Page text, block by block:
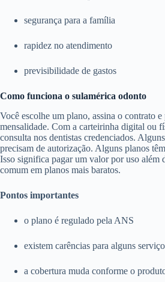
segurança para a família
rapidez no atendimento
previsibilidade de gastos
Como funciona o sulamérica odonto
Você escolhe um plano, assina o contrato e
mensalidade. Com a carteirinha digital ou
consulta nos dentistas credenciados.
precisam de autorização. Alguns planos
Isso significa pagar um valor por uso além
comum em planos mais baratos.
Pontos importantes
o plano é regulado pela ANS
existem carências para alguns
a cobertura muda conforme o